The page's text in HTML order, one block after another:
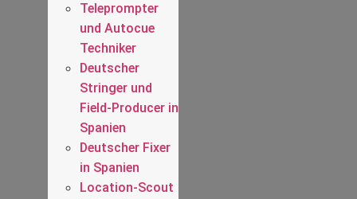
Teleprompter
und Autocue
Techniker
Deutscher
Stringer und
Field-Producer in
Spanien
Deutscher Fixer
in Spanien
Location-Scout